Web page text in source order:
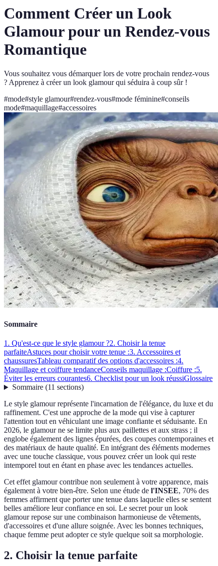
Comment Créer un Look
Glamour pour un Rendez-vous
Romantique
Vous souhaitez vous démarquer lors de votre prochain rendez-vous
? Apprenez à créer un look glamour qui séduira à coup sûr !
#mode#style glamour#rendez-vous#mode féminine#conseils
mode#maquillage#accessoires
Sommaire
1. Qu'est-ce que le style glamour ?2. Choisir la tenue
parfaiteAstuces pour choisir votre tenue :3. Accessoires et
chaussuresTableau comparatif des options d'accessoires :4.
Maquillage et coiffure tendanceConseils maquillage :Coiffure :5.
Éviter les erreurs courantes6. Checklist pour un look réussiGlossaire
Sommaire(11 sections)
Le style glamour représente l'incarnation de l'élégance, du luxe et du
raffinement. C'est une approche de la mode qui vise à capturer
l'attention tout en véhiculant une image confiante et séduisante. En
2026, le glamour ne se limite plus aux paillettes et aux strass ; il
englobe également des lignes épurées, des coupes contemporaines et
des matériaux de haute qualité. En intégrant des éléments modernes
avec une touche classique, vous pouvez créer un look qui reste
intemporel tout en étant en phase avec les tendances actuelles.
Cet effet glamour contribue non seulement à votre apparence, mais
également à votre bien-être. Selon une étude de l'INSEE, 70% des
femmes affirment que porter une tenue dans laquelle elles se sentent
belles améliore leur confiance en soi. Le secret pour un look
glamour repose sur une combinaison harmonieuse de vêtements,
d'accessoires et d'une allure soignée. Avec les bonnes techniques,
chaque femme peut adopter ce style quelque soit sa morphologie.
2. Choisir la tenue parfaite